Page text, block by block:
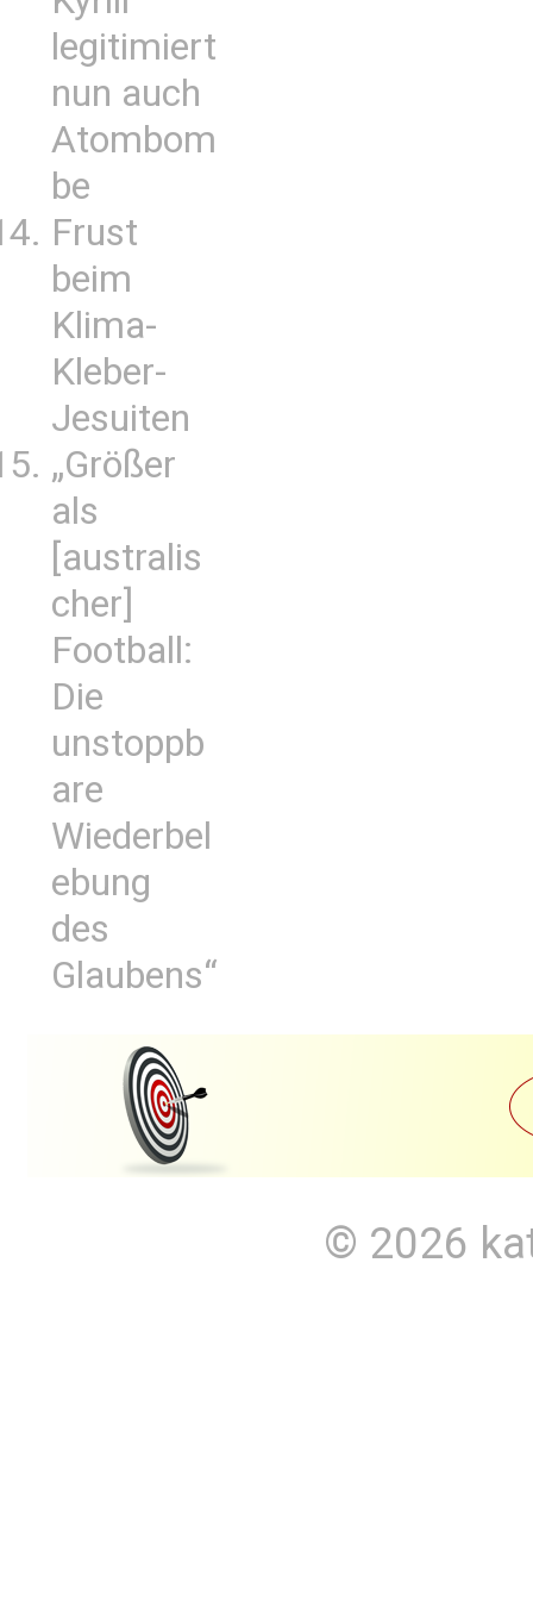
legitimiert
nun auch
Atombom
be
Frust
beim
Klima-
Kleber-
Jesuiten
„Größer
als
[australis
cher]
Football:
Die
unstoppb
are
Wiederbel
ebung
des
Glaubens“
© 2026